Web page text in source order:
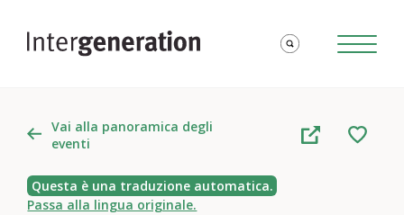
Vai alla panoramica degli
eventi
Questa è una traduzione automatica.
Passa alla lingua originale.